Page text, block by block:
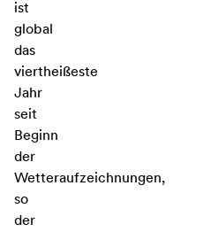
ist
global
das
viertheißeste
Jahr
seit
Beginn
der
Wetteraufzeichnungen,
so
der